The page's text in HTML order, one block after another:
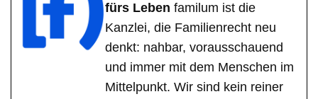
fürs Leben familum ist die
Kanzlei, die Familienrecht neu
denkt: nahbar, vorausschauend
und immer mit dem Menschen im
Mittelpunkt. Wir sind kein reiner